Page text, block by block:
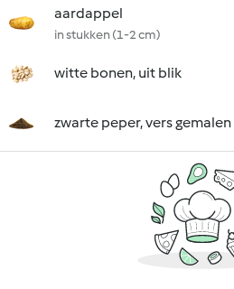
aardappel
in stukken (1-2 cm)
witte bonen, uit blik
zwarte peper, vers gemalen